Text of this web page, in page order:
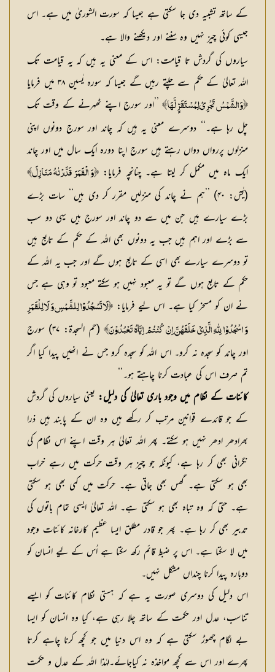
کے ساتھ تشبیہ دی جا سکتی ہے جیسا کہ سورت الشوریٰ میں ہے۔ اس
جیسی کوئی چیز نہیں وہ سننے اور دیکھنے والا ہے۔
سیاروں کی گردش تا قیامت: اس کے معنی یہ ہیں کہ یہ قیامت تک
اللہ تعالیٰ کے حکم سے چلتے رہیں گے جیسا کہ سورہ یٰسین ۳۸ میں فرمایا
﴿وَ الشَّمْسُ تَجْرِيْ لِمُسْتَقَرٍّ لَّهَا﴾’’اور سورج اپنے ٹھہرنے کے وقت تک
چل رہا ہے۔‘‘ دوسرے معنی یہ ہیں کہ چاند اور سورج دونوں اپنی
منزلوں پررواں دواں رہتے ہیں سورج اپنا دورہ ایک سال میں اور چاند
ایک ماہ میں مکمل کر لیتا ہے۔ چنانچہ فرمایا: ﴿وَ الْقَمَرَ قَدَّرْنٰهُ مَنَازِلَ﴾
(یٰسٓ: ۴۰) ’’ہم نے چاند کی منزلیں مقرر کر دی ہیں‘‘ سات بڑے
بڑے سیارے ہیں جن میں سے دو چاند اور سورج ہیں یہی دو سب
سے بڑے اور اہم ہیں جب یہ دونوں بھی اللہ کے حکم کے تابع ہیں
تو دوسرے سیارے بھی اسی کے تابع ہوں گے اور جب یہ اللہ کے
حکم کے تابع ہوں گے تو یہ معبود نہیں ہو سکتے معبود تو وہی ہے جس
نے ان کو مسخر کیا ہے۔ اس لیے فرمایا: ﴿لَا تَسْجُدُوْا لِلشَّمْسِ وَ لَا لِلْقَمَرِ
وَ اسْجُدُوْا لِلّٰهِ الَّذِيْ خَلَقَهُنَّ اِنْ كُنْتُمْ اِيَّاهُ تَعْبُدُوْنَ﴾
(حم السجدۃ: ۳۷) سورج
اور چاند کو سجدہ نہ کرو۔ اس اللہ کو سجدہ کرو جس نے انھیں پیدا کیا اگر
تم صرف اس کی عبادت کرنا چاہتے ہو۔‘‘
کائنات کے نظام میں وجود باری تعالیٰ کی دلیل: یعنی سیاروں کی گردش
کے جو قائدے قوانین مرتب کر رکھے ہیں وہ ان کے پابند ہیں ذرا
بھرادھر ادھر نہیں ہو سکتے۔ پھر اللہ تعالیٰ ہر وقت اپنے اس نظام کی
نگرانی بھی کر رہا ہے، کیونکہ جو چیز ہر وقت حرکت میں رہے خراب
بھی ہو سکتی ہے۔ گھس بھی جاتی ہے۔ حرکت میں کمی بھی ہو سکتی
ہے۔ حتیٰ کہ وہ تباہ بھی ہو سکتی ہے۔ اللہ تعالیٰ ایسی تمام باتوں کی
تدبیر بھی کر رہا ہے۔ پھر جو قادر مطلق ایسا عظیم کارخانہ کائنات وجود
میں لا سکتا ہے۔ اس پر ضبط قائم رکھ سکتا ہے اُس کے لیے انسان کو
دوبارہ پیدا کرنا چنداں مشکل نہیں۔
اس دلیل کی دوسری صورت یہ ہے کہ ہستی نظام کائنات کو ایسے
تناسب، عدل اور حکمت کے ساتھ چلا رہی ہے، کیا وہ انسان کو ایسا
بے لگام چھوڑ سکتی ہے کہ وہ اس دنیا میں جو کچھ کرنا چاہے کرتا
پھرے اور اس سے کچھ مواخذہ نہ کیاجائے۔لہٰذا اللہ کے عدل و حکمت